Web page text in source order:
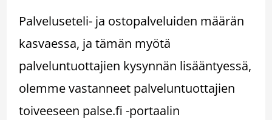
Palveluseteli- ja ostopalveluiden määrän
kasvaessa, ja tämän myötä
palveluntuottajien kysynnän lisääntyessä,
olemme vastanneet palveluntuottajien
toiveeseen palse.fi -portaalin